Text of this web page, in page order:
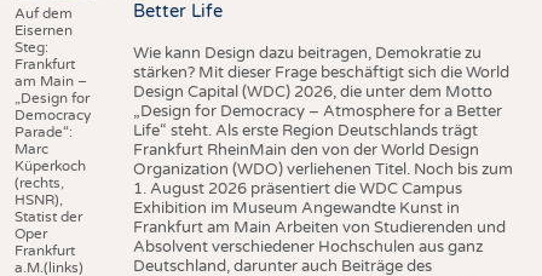
Auf dem
Eisernen
Steg:
Frankfurt
am Main –
„Design for
Democracy
Parade“:
Marc
Küperkoch
(rechts,
HSNR),
Statist der
Oper
Frankfurt
a.M.(links)
Better Life
Wie kann Design dazu beitragen, Demokratie zu
stärken? Mit dieser Frage beschäftigt sich die World
Design Capital (WDC) 2026, die unter dem Motto
„Design for Democracy – Atmosphere for a Better
Life“ steht. Als erste Region Deutschlands trägt
Frankfurt RheinMain den von der World Design
Organization (WDO) verliehenen Titel. Noch bis zum
1. August 2026 präsentiert die WDC Campus
Exhibition im Museum Angewandte Kunst in
Frankfurt am Main Arbeiten von Studierenden und
Absolvent verschiedener Hochschulen aus ganz
Deutschland, darunter auch Beiträge des